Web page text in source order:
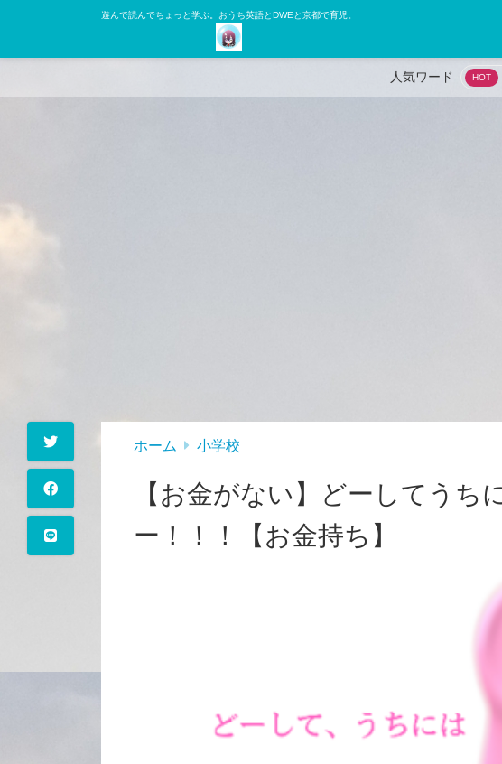
遊んで読んでちょっと学ぶ。おうち英語とDWEと京都で育児。
ホーム 小学校
【お金がない】どーしてうち
ー！！！【お金持ち】